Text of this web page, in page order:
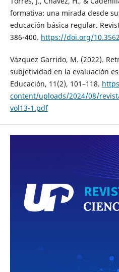
formativa: una mirada desde
educación básica regular.
386-400. https://doi.org/
Vázquez Garrido, M. (2022).
subjetividad en la evaluación
Educación, 11(2), 101–118.
content/uploads/2024/08/
vol13-1.pdf